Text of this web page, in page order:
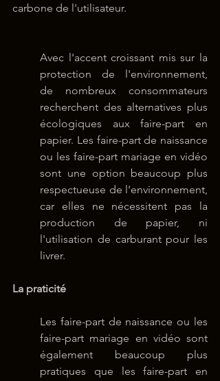
carbone de l'utilisateur.
Avec l'accent croissant mis sur la
protection de l'environnement,
de nombreux consommateurs
recherchent des alternatives plus
écologiques aux faire-part en
papier. Les faire-part de naissance
ou les faire-part mariage en vidéo
sont une option beaucoup plus
respectueuse de l'environnement,
car elles ne nécessitent pas la
production de papier, ni
l'utilisation de carburant pour les
livrer.
La praticité
Les faire-part de naissance ou les
faire-part mariage en vidéo sont
également beaucoup plus
pratiques que les faire-part en